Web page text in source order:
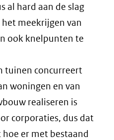
al hard aan de slag
meekrijgen van
ook knelpunten te
tuinen concurreert
woningen en van
realiseren is
corporaties, dus dat
er met bestaand